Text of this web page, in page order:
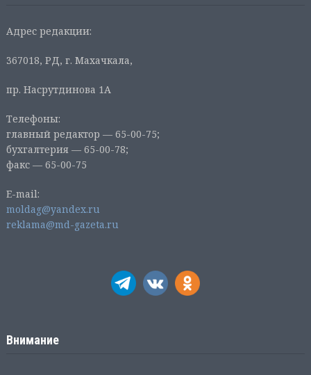
Адрес редакции:
367018, РД, г. Махачкала,
пр. Насрутдинова 1А
Телефоны:
главный редактор — 65-00-75;
бухгалтерия — 65-00-78;
факс — 65-00-75
E-mail:
moldag@yandex.ru
reklama@md-gazeta.ru
Внимание